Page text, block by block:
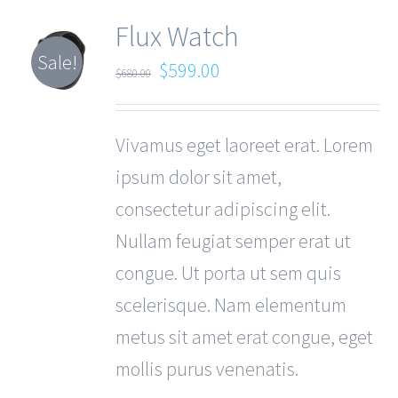
Sale!
Flux Watch
$680.00 $599.00
Vivamus eget laoreet erat. Lorem
ipsum dolor sit amet,
consectetur adipiscing elit.
Nullam feugiat semper erat ut
congue. Ut porta ut sem quis
scelerisque. Nam elementum
metus sit amet erat congue, eget
mollis purus venenatis.